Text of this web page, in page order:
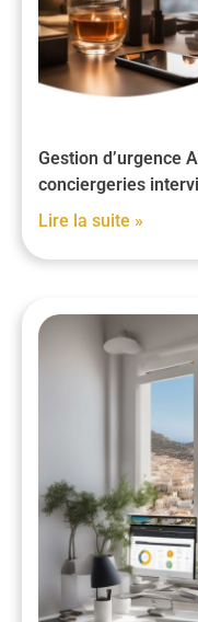
Gestion d’urgence
conciergeries
Lire la suite »